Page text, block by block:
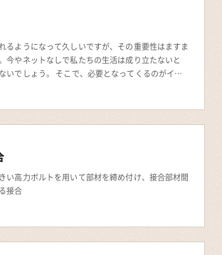
るようになって久しいですが、その重要性はますま
今やネットなしで私たちの生活は成り立たないと
必要となってくるのがイン
の技術者です。工事担任者は
い高力ボルトを用いて部材を締め付け、接合部材間
接合